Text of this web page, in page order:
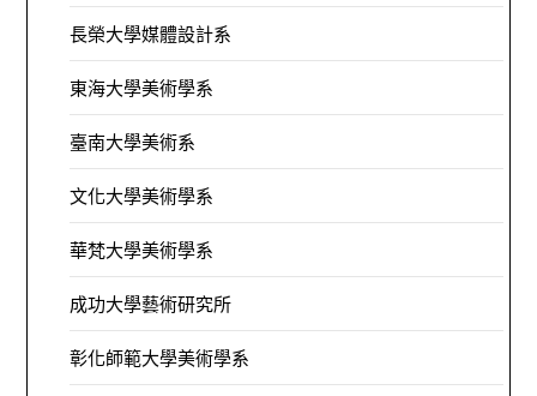
長榮大學媒體設計系
東海大學美術學系
臺南大學美術系
文化大學美術學系
華梵大學美術學系
成功大學藝術研究所
彰化師範大學美術學系